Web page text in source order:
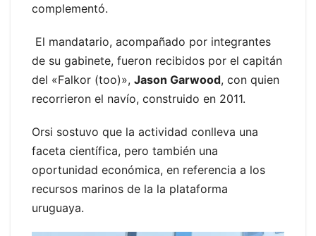
complementó.
El mandatario, acompañado por integrantes
de su gabinete, fueron recibidos por el capitán
del «Falkor (too)», Jason Garwood, con quien
recorrieron el navío, construido en 2011.
Orsi sostuvo que la actividad conlleva una
faceta científica, pero también una
oportunidad económica, en referencia a los
recursos marinos de la la plataforma
uruguaya.